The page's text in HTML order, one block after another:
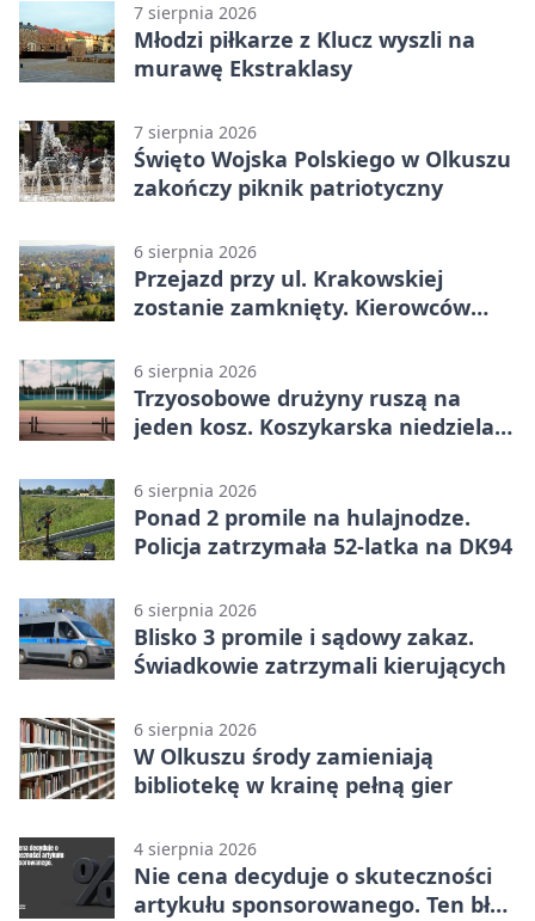
7 sierpnia 2026
Młodzi piłkarze z Klucz wyszli na
murawę Ekstraklasy
7 sierpnia 2026
Święto Wojska Polskiego w Olkuszu
zakończy piknik patriotyczny
6 sierpnia 2026
Przejazd przy ul. Krakowskiej
zostanie zamknięty. Kierowców
6 sierpnia 2026
Trzyosobowe drużyny ruszą na
jeden kosz. Koszykarska niedziela
6 sierpnia 2026
Ponad 2 promile na hulajnodze.
Policja zatrzymała 52-latka na DK94
6 sierpnia 2026
Blisko 3 promile i sądowy zakaz.
Świadkowie zatrzymali kierujących
6 sierpnia 2026
W Olkuszu środy zamieniają
bibliotekę w krainę pełną gier
4 sierpnia 2026
Nie cena decyduje o skuteczności
artykułu sponsorowanego. Ten błąd